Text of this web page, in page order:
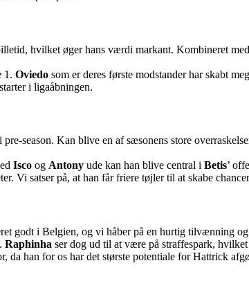
hvilket øger hans værdi markant. Kombineret
1. Oviedo som er deres første modstander har skabt
i ligaåbningen.
season. Kan blive en af sæsonens store
Isco og Antony ude kan han blive central i Betis’
Vi satser på, at han får friere tøjler til at skabe
godt i Belgien, og vi håber på en hurtig tilvænning
. Raphinha ser dog ud til at være på straffespark,
han for os har det største potentiale for Hattrick